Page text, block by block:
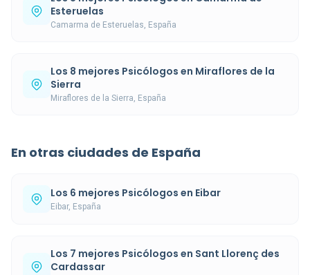
Esteruelas
Camarma de Esteruelas, España
Los 8 mejores Psicólogos en Miraflores de la
Sierra
Miraflores de la Sierra, España
En otras ciudades de España
Los 6 mejores Psicólogos en Eibar
Eibar, España
Los 7 mejores Psicólogos en Sant Llorenç des
Cardassar